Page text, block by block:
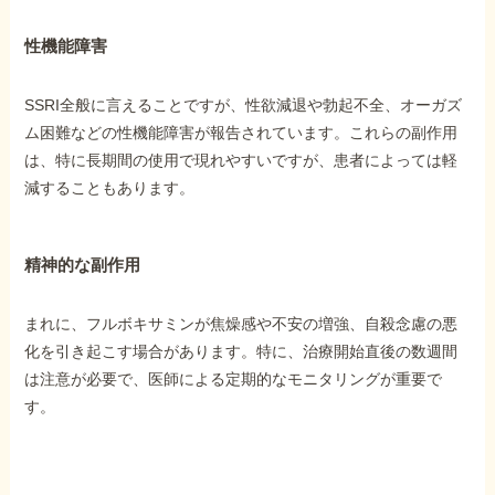
性機能障害
SSRI全般に言えることですが、性欲減退や勃起不全、オーガズ
ム困難などの性機能障害が報告されています。これらの副作用
は、特に長期間の使用で現れやすいですが、患者によっては軽
減することもあります。
精神的な副作用
まれに、フルボキサミンが焦燥感や不安の増強、自殺念慮の悪
化を引き起こす場合があります。特に、治療開始直後の数週間
は注意が必要で、医師による定期的なモニタリングが重要で
す。